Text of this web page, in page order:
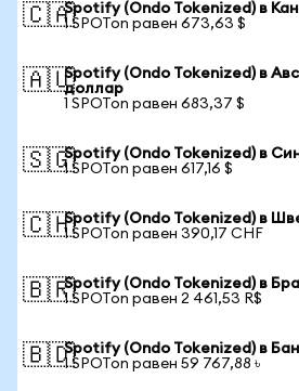
🇨🇦Spotify (Ondo Tokenized) в
1 SPOTon равен 673,63 $
🇦🇺Spotify (Ondo Tokenized) в
доллар
1 SPOTon равен 683,37 $
🇸🇬Spotify (Ondo Tokenized) в
1 SPOTon равен 617,16 $
🇨🇭Spotify (Ondo Tokenized) в
1 SPOTon равен 390,17 CHF
🇧🇷Spotify (Ondo Tokenized) в
1 SPOTon равен 2 461,53 R$
🇧🇩Spotify (Ondo Tokenized) в
1 SPOTon равен 59 767,88 ৳